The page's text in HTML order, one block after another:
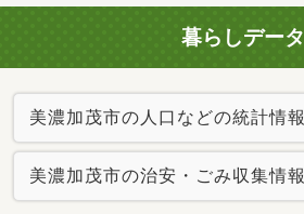
暮らしデータ
美濃加茂市の人口などの統計情報
美濃加茂市の治安・ごみ収集情報